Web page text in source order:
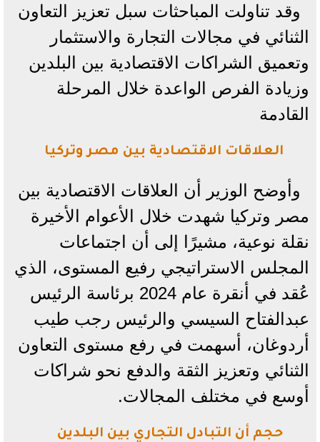
وقد تناولت المباحثات سبل تعزيز التعاون
الثنائي في مجالات التجارة والاستثمار
وتعميق الشراكات الاقتصادية بين البلدين
وزيادة الفرص الواعدة خلال المرحلة
القادمة
العلاقات الاقتصادية بين مصر وتركيا
وأوضح الوزير أن العلاقات الاقتصادية بين
مصر وتركيا شهدت خلال الأعوام الأخيرة
نقلة نوعية، مشيرًا إلى أن اجتماعات
المجلس الاستراتيجي رفيع المستوى، الذي
عُقد في أنقرة عام 2024 برئاسة الرئيس
عبدالفتاح السيسي والرئيس رجب طيب
أردوغان، أسهمت في رفع مستوى التعاون
الثنائي وتعزيز الثقة والدفع نحو شراكات
أوسع في مختلف المجالات.
حجم أن التبادل التجاري بين البلدين